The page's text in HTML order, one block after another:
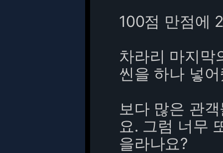
100점 만점에
차라리 마지막
씬을 하나 넣
보다 많은 관
요. 그럼 너무
을라나요?